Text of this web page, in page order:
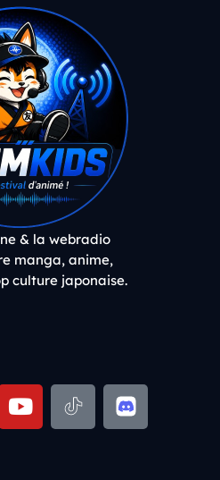
& la webradio
manga, anime,
culture japonaise.